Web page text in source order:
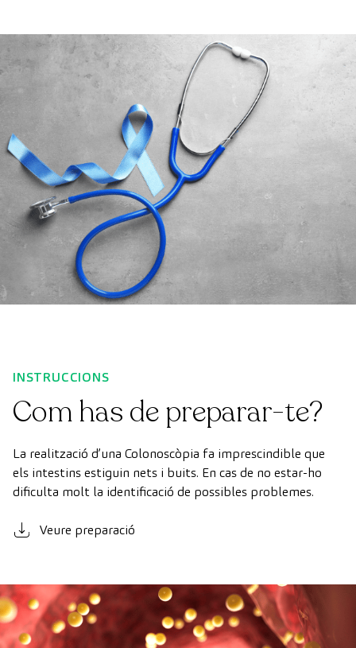
INSTRUCCIONS
Com has de preparar-te?
La realització d’una Colonoscòpia fa imprescindible que
els intestins estiguin nets i buits. En cas de no estar-ho
dificulta molt la identificació de possibles problemes.
Veure preparació